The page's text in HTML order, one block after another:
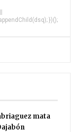
})();
mata